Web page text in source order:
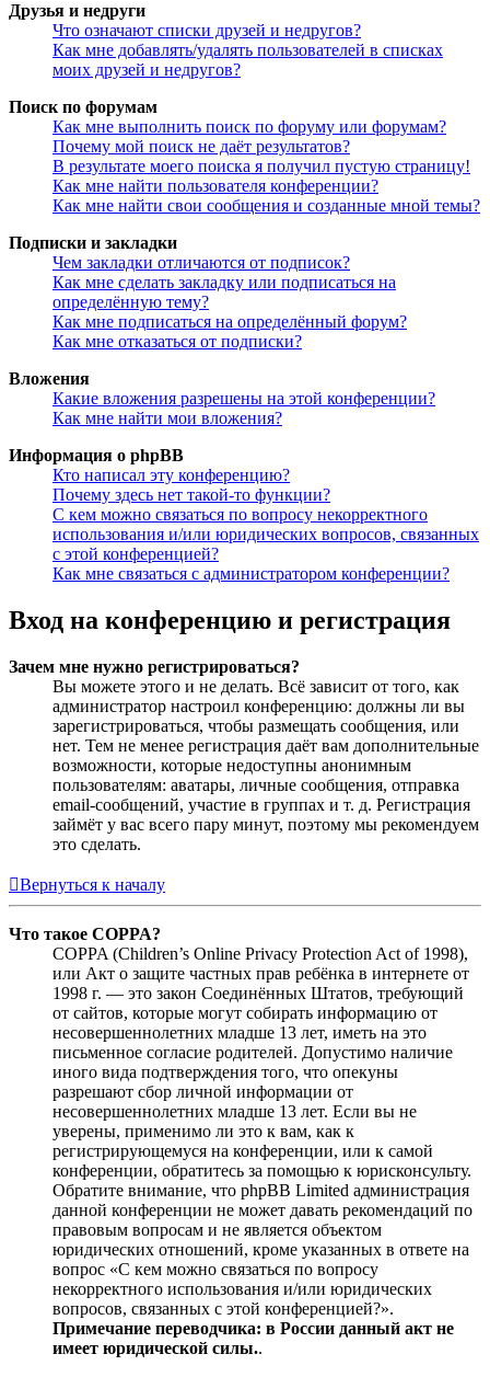
Друзья и недруги
Что означают списки друзей и недругов?
Как мне добавлять/удалять пользователей в списках
моих друзей и недругов?
Поиск по форумам
Как мне выполнить поиск по форуму или форумам?
Почему мой поиск не даёт результатов?
В результате моего поиска я получил пустую страницу!
Как мне найти пользователя конференции?
Как мне найти свои сообщения и созданные мной темы?
Подписки и закладки
Чем закладки отличаются от подписок?
Как мне сделать закладку или подписаться на
определённую тему?
Как мне подписаться на определённый форум?
Как мне отказаться от подписки?
Вложения
Какие вложения разрешены на этой конференции?
Как мне найти мои вложения?
Информация о phpBB
Кто написал эту конференцию?
Почему здесь нет такой-то функции?
С кем можно связаться по вопросу некорректного
использования и/или юридических вопросов, связанных
с этой конференцией?
Как мне связаться с администратором конференции?
Вход на конференцию и регистрация
Зачем мне нужно регистрироваться?
Вы можете этого и не делать. Всё зависит от того, как
администратор настроил конференцию: должны ли вы
зарегистрироваться, чтобы размещать сообщения, или
нет. Тем не менее регистрация даёт вам дополнительные
возможности, которые недоступны анонимным
пользователям: аватары, личные сообщения, отправка
email-сообщений, участие в группах и т. д. Регистрация
займёт у вас всего пару минут, поэтому мы рекомендуем
это сделать.
Вернуться к началу
Что такое COPPA?
COPPA (Children’s Online Privacy Protection Act of 1998),
или Акт о защите частных прав ребёнка в интернете от
1998 г. — это закон Соединённых Штатов, требующий
от сайтов, которые могут собирать информацию от
несовершеннолетних младше 13 лет, иметь на это
письменное согласие родителей. Допустимо наличие
иного вида подтверждения того, что опекуны
разрешают сбор личной информации от
несовершеннолетних младше 13 лет. Если вы не
уверены, применимо ли это к вам, как к
регистрирующемуся на конференции, или к самой
конференции, обратитесь за помощью к юрисконсульту.
Обратите внимание, что phpBB Limited администрация
данной конференции не может давать рекомендаций по
правовым вопросам и не является объектом
юридических отношений, кроме указанных в ответе на
вопрос «С кем можно связаться по вопросу
некорректного использования и/или юридических
вопросов, связанных с этой конференцией?».
Примечание переводчика: в России данный акт не
имеет юридической силы..